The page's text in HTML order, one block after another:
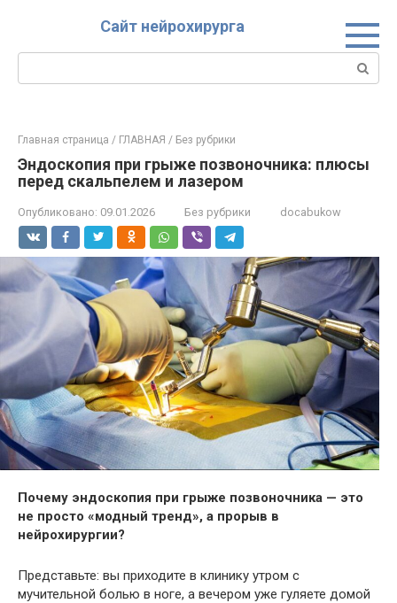
Сайт нейрохирурга
Поиск:
Главная страница / ГЛАВНАЯ / Без рубрики
Эндоскопия при грыже позвоночника: плюсы
перед скальпелем и лазером
Опубликовано: 09.01.2026 Без рубрики docabukow
Почему эндоскопия при грыже позвоночника — это
не просто «модный тренд», а прорыв в
нейрохирургии?
Представьте: вы приходите в клинику утром с
мучительной болью в ноге, а вечером уже гуляете домой